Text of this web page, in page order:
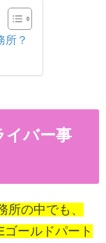
所？
イバー事
の中でも、
ールドパート